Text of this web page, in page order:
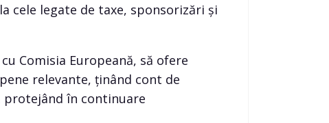
cele legate de taxe, sponsorizări și
Comisia Europeană, să ofere
relevante, ținând cont de
protejând în continuare